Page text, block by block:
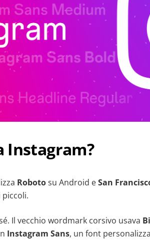
Instagram?
Robotosu Android eSan
piccoli.
Il vecchio wordmark corsivo usava
Instagram Sans, un font